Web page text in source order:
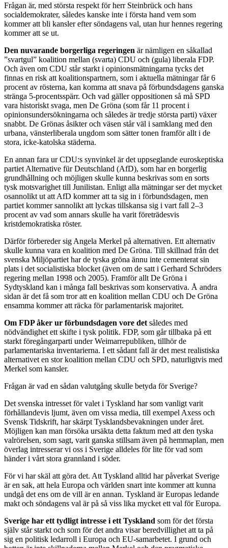
Frågan är, med största respekt för herr Steinbrück och hans
socialdemokrater, således kanske inte i första hand vem som
kommer att bli kansler efter söndagens val, utan hur hennes regering
kommer att se ut.
Den nuvarande borgerliga regeringen är nämligen en såkallad
”svartgul” koalition mellan (svarta) CDU och (gula) liberala FDP.
Och även om CDU står starkt i opinionsmätningarna tycks det
finnas en risk att koalitionspartnern, som i aktuella mätningar får 6
procent av rösterna, kan komma att snava på förbundsdagens ganska
stränga 5-procentsspärr. Och vad gäller oppositionen så må SPD
vara historiskt svaga, men De Gröna (som får 11 procent i
opinionsundersökningarna och således är tredje största parti) växer
snabbt. De Grönas åsikter och väsen står väl i samklang med den
urbana, vänsterliberala ungdom som sätter tonen framför allt i de
stora, icke-katolska städerna.
En annan fara ur CDU:s synvinkel är det uppseglande euroskeptiska
partiet Alternative für Deutschland (AfD), som har en borgerlig
grundhållning och möjligen skulle kunna beskrivas som en sorts
tysk motsvarighet till Junilistan. Enligt alla mätningar ser det mycket
osannolikt ut att AfD kommer att ta sig in i förbundsdagen, men
partiet kommer sannolikt att lyckas tillskansa sig i vart fall 2–3
procent av vad som annars skulle ha varit företrädesvis
kristdemokratiska röster.
Därför förbereder sig Angela Merkel på alternativen. Ett alternativ
skulle kunna vara en koalition med De Gröna. Till skillnad från det
svenska Miljöpartiet har de tyska gröna ännu inte cementerat sin
plats i det socialistiska blocket (även om de satt i Gerhard Schröders
regering mellan 1998 och 2005). Framför allt De Gröna i
Sydtyskland kan i många fall beskrivas som konservativa. Å andra
sidan är det få som tror att en koalition mellan CDU och De Gröna
ensamma kommer att räcka för parlamentarisk majoritet.
Om FDP åker ur förbundsdagen vore det således med
nödvändighet ett skifte i tysk politik. FDP, som går tillbaka på ett
starkt föregångarparti under Weimarrepubliken, tillhör de
parlamentariska inventarierna. I ett sådant fall är det mest realistiska
alternativet en stor koalition mellan CDU och SPD, naturligtvis med
Merkel som kansler.
Frågan är vad en sådan valutgång skulle betyda för Sverige?
Det svenska intresset för valet i Tyskland har som vanligt varit
förhållandevis ljumt, även om vissa media, till exempel Axess och
Svensk Tidskrift, har skärpt Tysklandsbevakningen under året.
Möjligen kan man försöka ursäkta detta faktum med att den tyska
valrörelsen, som sagt, varit ganska stillsam även på hemmaplan, men
överlag intresserar vi oss i Sverige alldeles för lite för vad som
händer i vårt stora grannland i söder.
För vi har skäl att göra det. Att Tyskland alltid har påverkat Sverige
är en sak, att hela Europa och världen snart inte kommer att kunna
undgå det ens om de vill är en annan. Tyskland är Europas ledande
makt och söndagens val är på så viss lika mycket ett val för Europa.
Sverige har ett tydligt intresse i ett Tyskland som för det första
själv står starkt och som för det andra visar beredvillighet att ta på
sig en politisk ledarroll i Europa och EU-samarbetet. I grund och